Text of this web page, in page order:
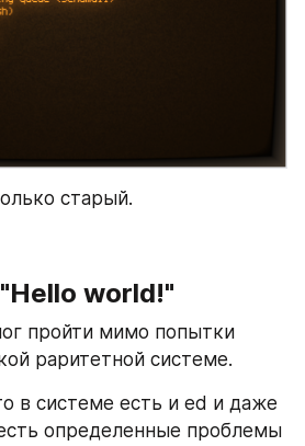
старый.
world!"
пройти мимо попытки
раритетной системе.
в системе есть и ed и даже
определенные проблемы